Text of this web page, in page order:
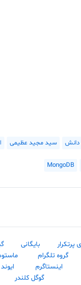
دانش سید مجید عظیمی
MongoDB
بایگانی
گروه تلگرام
اینستاگرم ایوند
گوگل کلندر